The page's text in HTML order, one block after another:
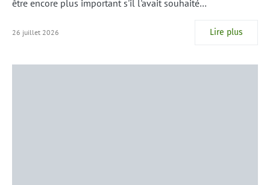
être encore plus important s'il l'avait souhaité…
26 juillet 2026 Lire plus